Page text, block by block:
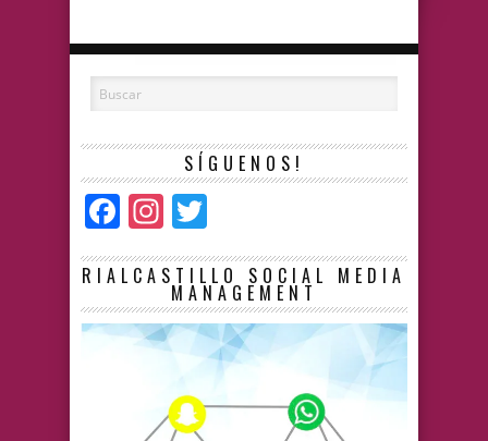
SÍGUENOS!
Facebook
Instagram
RIALCASTILLO SOCIAL MEDIA
MANAGEMENT